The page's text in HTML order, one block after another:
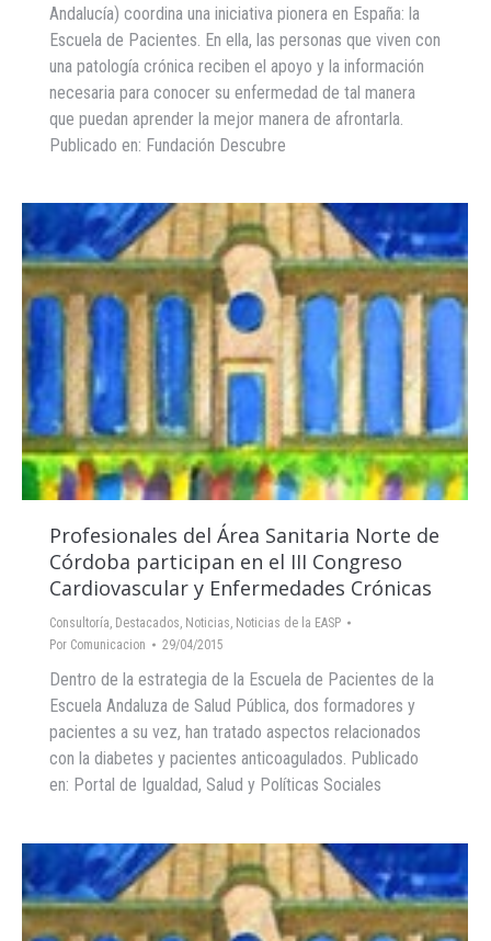
Andalucía) coordina una iniciativa pionera en España: la
Escuela de Pacientes. En ella, las personas que viven con
una patología crónica reciben el apoyo y la información
necesaria para conocer su enfermedad de tal manera
que puedan aprender la mejor manera de afrontarla.
Publicado en: Fundación Descubre
Profesionales del Área Sanitaria Norte de
Córdoba participan en el III Congreso
Cardiovascular y Enfermedades Crónicas
Consultoría, Destacados, Noticias, Noticias de la EASP
Por Comunicacion 29/04/2015
Dentro de la estrategia de la Escuela de Pacientes de la
Escuela Andaluza de Salud Pública, dos formadores y
pacientes a su vez, han tratado aspectos relacionados
con la diabetes y pacientes anticoagulados. Publicado
en: Portal de Igualdad, Salud y Políticas Sociales